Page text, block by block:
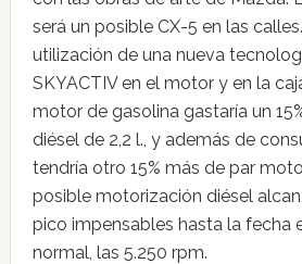
será un posible CX-5 en las
utilización de una nueva
SKYACTIV en el motor y en la
motor de gasolina gastaría un
diésel de 2,2 l., y además de
tendría otro 15% más de par
posible motorización diésel
pico impensables hasta la fecha
normal, las 5.250 rpm.